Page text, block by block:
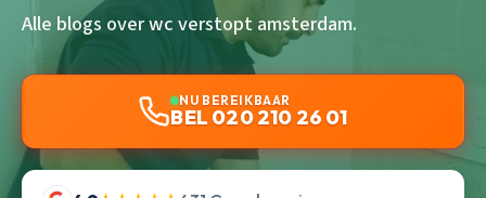
Alle blogs over wc verstopt amsterdam.
NU BEREIKBAAR
BEL 020 210 26 01